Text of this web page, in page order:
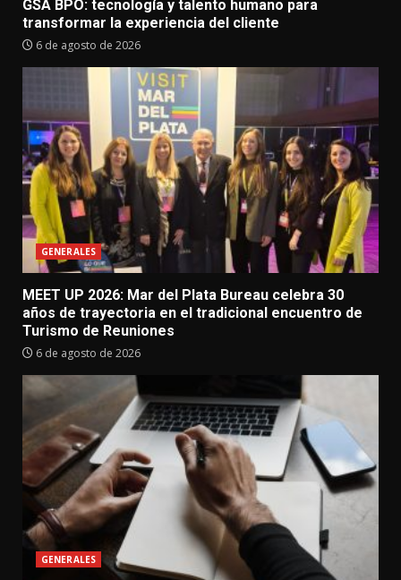
GSA BPO: tecnología y talento humano para
transformar la experiencia del cliente
6 de agosto de 2026
GENERALES
MEET UP 2026: Mar del Plata Bureau celebra 30
años de trayectoria en el tradicional encuentro de
Turismo de Reuniones
6 de agosto de 2026
GENERALES